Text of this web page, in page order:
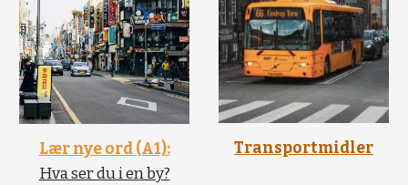
Lær nye ord (A1):
Hva ser du i en by?
Transportmidler